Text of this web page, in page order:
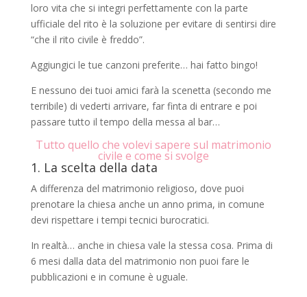
loro vita che si integri perfettamente con la parte
ufficiale del rito è la soluzione per evitare di sentirsi dire
“che il rito civile è freddo”.
Aggiungici le tue canzoni preferite… hai fatto bingo!
E nessuno dei tuoi amici farà la scenetta (secondo me
terribile) di vederti arrivare, far finta di entrare e poi
passare tutto il tempo della messa al bar…
Tutto quello che volevi sapere sul matrimonio
civile e come si svolge
1. La scelta della data
A differenza del matrimonio religioso, dove puoi
prenotare la chiesa anche un anno prima, in comune
devi rispettare i tempi tecnici burocratici.
In realtà… anche in chiesa vale la stessa cosa. Prima di
6 mesi dalla data del matrimonio non puoi fare le
pubblicazioni e in comune è uguale.